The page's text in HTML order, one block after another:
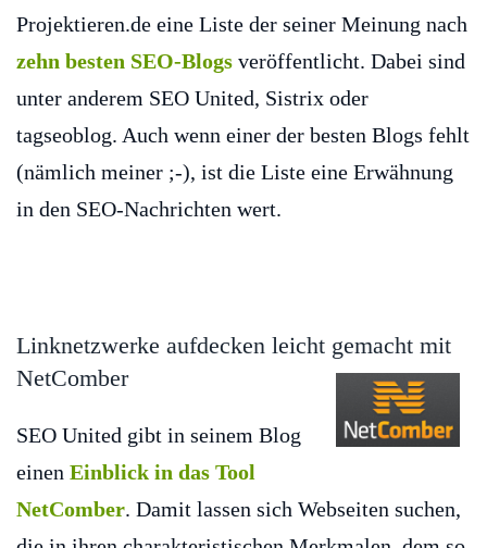
Projektieren.de eine Liste der seiner Meinung nach
zehn besten SEO-Blogs veröffentlicht. Dabei sind
unter anderem SEO United, Sistrix oder
tagseoblog. Auch wenn einer der besten Blogs fehlt
(nämlich meiner ;-), ist die Liste eine Erwähnung
in den SEO-Nachrichten wert.
Linknetzwerke aufdecken leicht gemacht mit
NetComber
SEO United gibt in seinem Blog
einen Einblick in das Tool
NetComber. Damit lassen sich Webseiten suchen,